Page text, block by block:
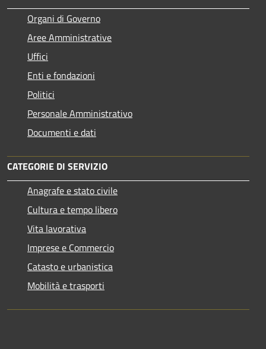
Organi di Governo
Aree Amministrative
Uffici
Enti e fondazioni
Politici
Personale Amministrativo
Documenti e dati
CATEGORIE DI SERVIZIO
Anagrafe e stato civile
Cultura e tempo libero
Vita lavorativa
Imprese e Commercio
Catasto e urbanistica
Mobilità e trasporti